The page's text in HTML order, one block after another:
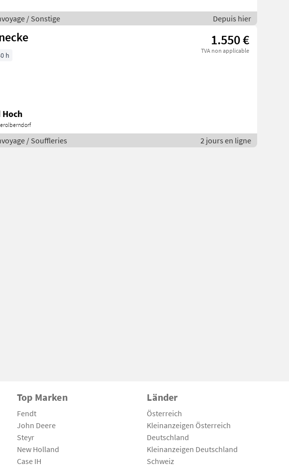
/ Sonstige Depuis hier
1.550 €
TVA non applicable
h
/ Souffleries 2 jours en ligne
Top Marken
Fendt
John Deere
Steyr
New Holland
Case IH
Länder
Österreich
Kleinanzeigen Österreich
Deutschland
Kleinanzeigen Deutschland
Schweiz